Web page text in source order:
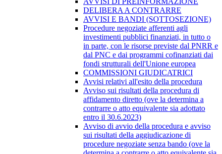
DELIBERA A CONTRARRE
AVVISI E BANDI (SOTTOSEZIONE)
Procedure negoziate afferenti agli
investimenti pubblici finanziati, in tutto o
in parte, con le risorse previste dal PNRR e
dal PNC e dai programmi cofinanziati dai
fondi strutturali dell'Unione europea
COMMISSIONI GIUDICATRICI
Avvisi relativi all'esito della procedura
Avviso sui risultati della procedura di
affidamento diretto (ove la determina a
contrarre o atto equivalente sia adottato
entro il 30.6.2023)
Avviso di avvio della procedura e avviso
sui risultati della aggiudicazione di
procedure negoziate senza bando (ove la